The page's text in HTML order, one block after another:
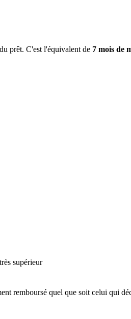
prêt. C'est l'équivalent de 7 mois de
supérieur
remboursé quel que soit celui qui